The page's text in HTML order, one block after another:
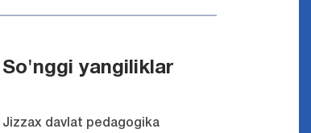
So'nggi yangiliklar
Jizzax davlat pedagogika